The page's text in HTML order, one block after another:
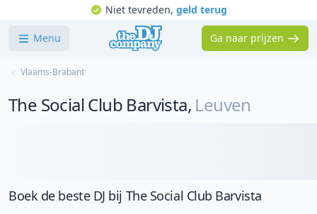
Niet tevreden, geld terug
Menu Ga naar prijzen
Vlaams-Brabant
The Social Club Barvista, Leuven
Boek de beste DJ bij The Social Club Barvista